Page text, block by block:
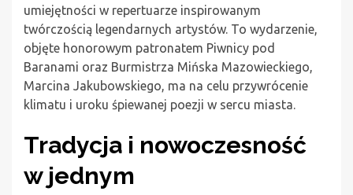
umiejętności w repertuarze inspirowanym
twórczością legendarnych artystów. To wydarzenie,
objęte honorowym patronatem Piwnicy pod
Baranami oraz Burmistrza Mińska Mazowieckiego,
Marcina Jakubowskiego, ma na celu przywrócenie
klimatu i uroku śpiewanej poezji w sercu miasta.
Tradycja i nowoczesność
w jednym